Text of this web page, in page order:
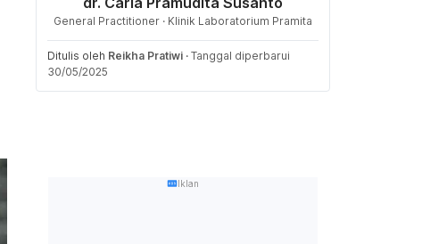
General Practitioner · Klinik Laboratorium Pramita
Ditulis oleh Reikha Pratiwi · Tanggal diperbarui
30/05/2025
Iklan